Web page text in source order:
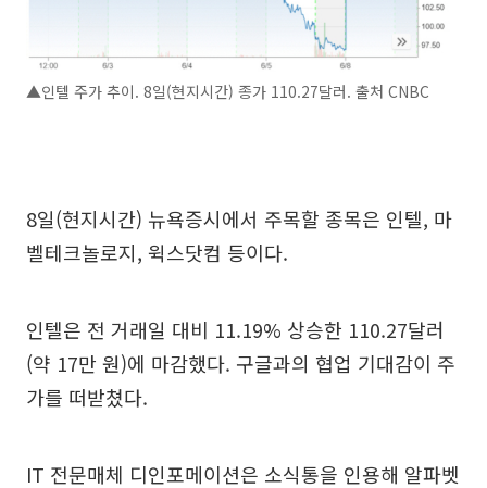
▲인텔 주가 추이. 8일(현지시간) 종가 110.27달러. 출처 CNBC
8일(현지시간) 뉴욕증시에서 주목할 종목은 인텔, 마
벨테크놀로지, 윅스닷컴 등이다.
인텔은 전 거래일 대비 11.19% 상승한 110.27달러
(약 17만 원)에 마감했다. 구글과의 협업 기대감이 주
가를 떠받쳤다.
IT 전문매체 디인포메이션은 소식통을 인용해 알파벳